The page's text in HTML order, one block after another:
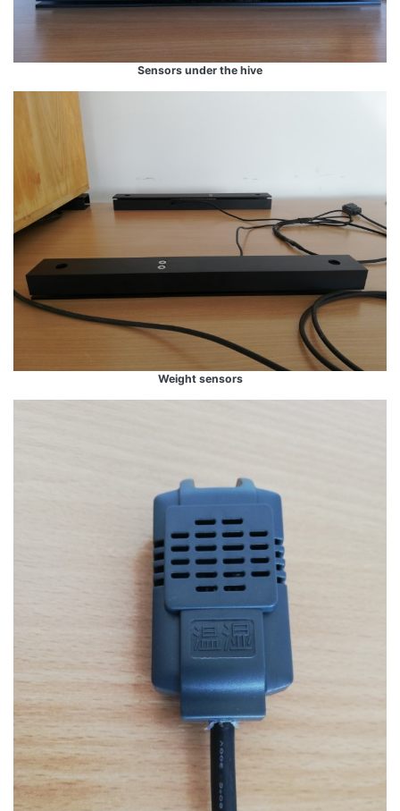
Sensors under the hive
Weight sensors